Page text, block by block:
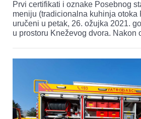
Prvi certifikati i oznake Posebnog
meniju (tradicionalna kuhinja otoka
uručeni u petak, 26. ožujka 2021.
u prostoru Kneževog dvora.